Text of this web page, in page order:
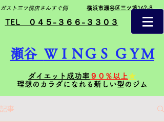
TEL ０４５-３６６-３３０３
ガスト三ツ境店さんすぐ側 横浜市瀬谷区三ツ境162-8
瀬谷 ＷＩＮＧＳ ＧＹＭ
ダイエット成功率 ９０％以上 ★
理想のカラダになれる新しい型のジム
記事